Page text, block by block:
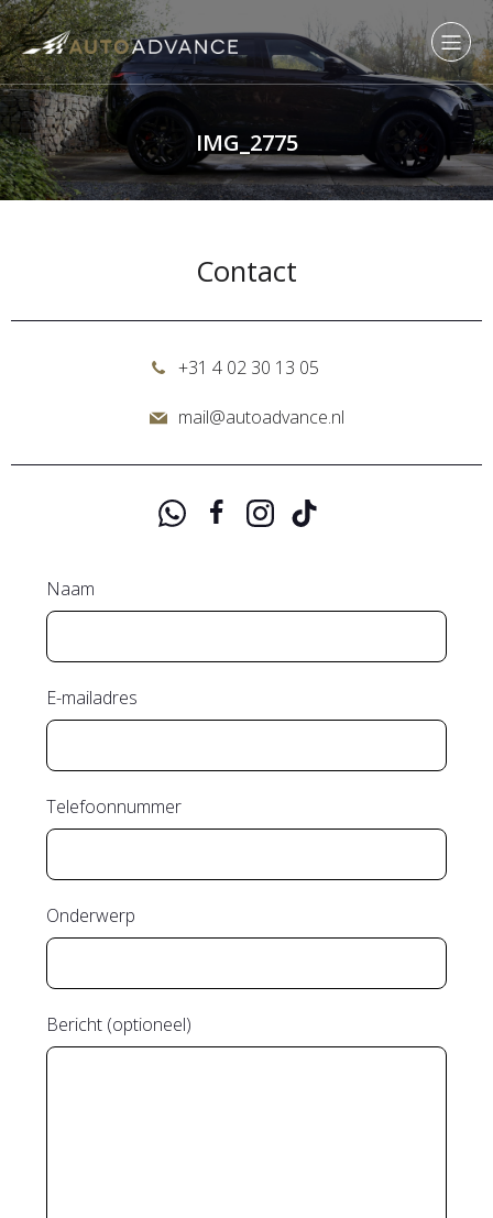
IMG_2775
Contact
+31 4 02 30 13 05
mail@autoadvance.nl
Naam
E-mailadres
Telefoonnummer
Onderwerp
Bericht (optioneel)